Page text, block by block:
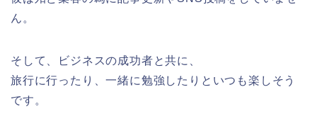
ん。
そして、ビジネスの成功者と共に、
旅行に行ったり、一緒に勉強したりといつも楽しそう
です。